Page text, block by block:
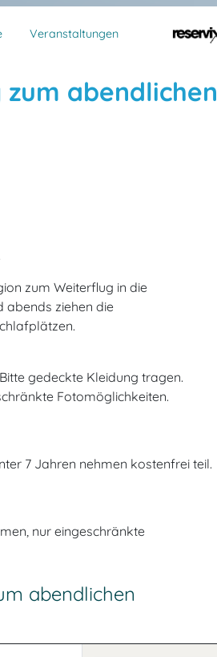
Veranstaltungen
abendlichen
zum Weiterflug in die
abends ziehen die
gedeckte Kleidung tragen.
Fotomöglichkeiten.
7 Jahren nehmen kostenfrei teil.
nur eingeschränkte
abendlichen